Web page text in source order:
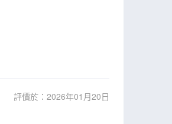
評價於：2026年01月20日